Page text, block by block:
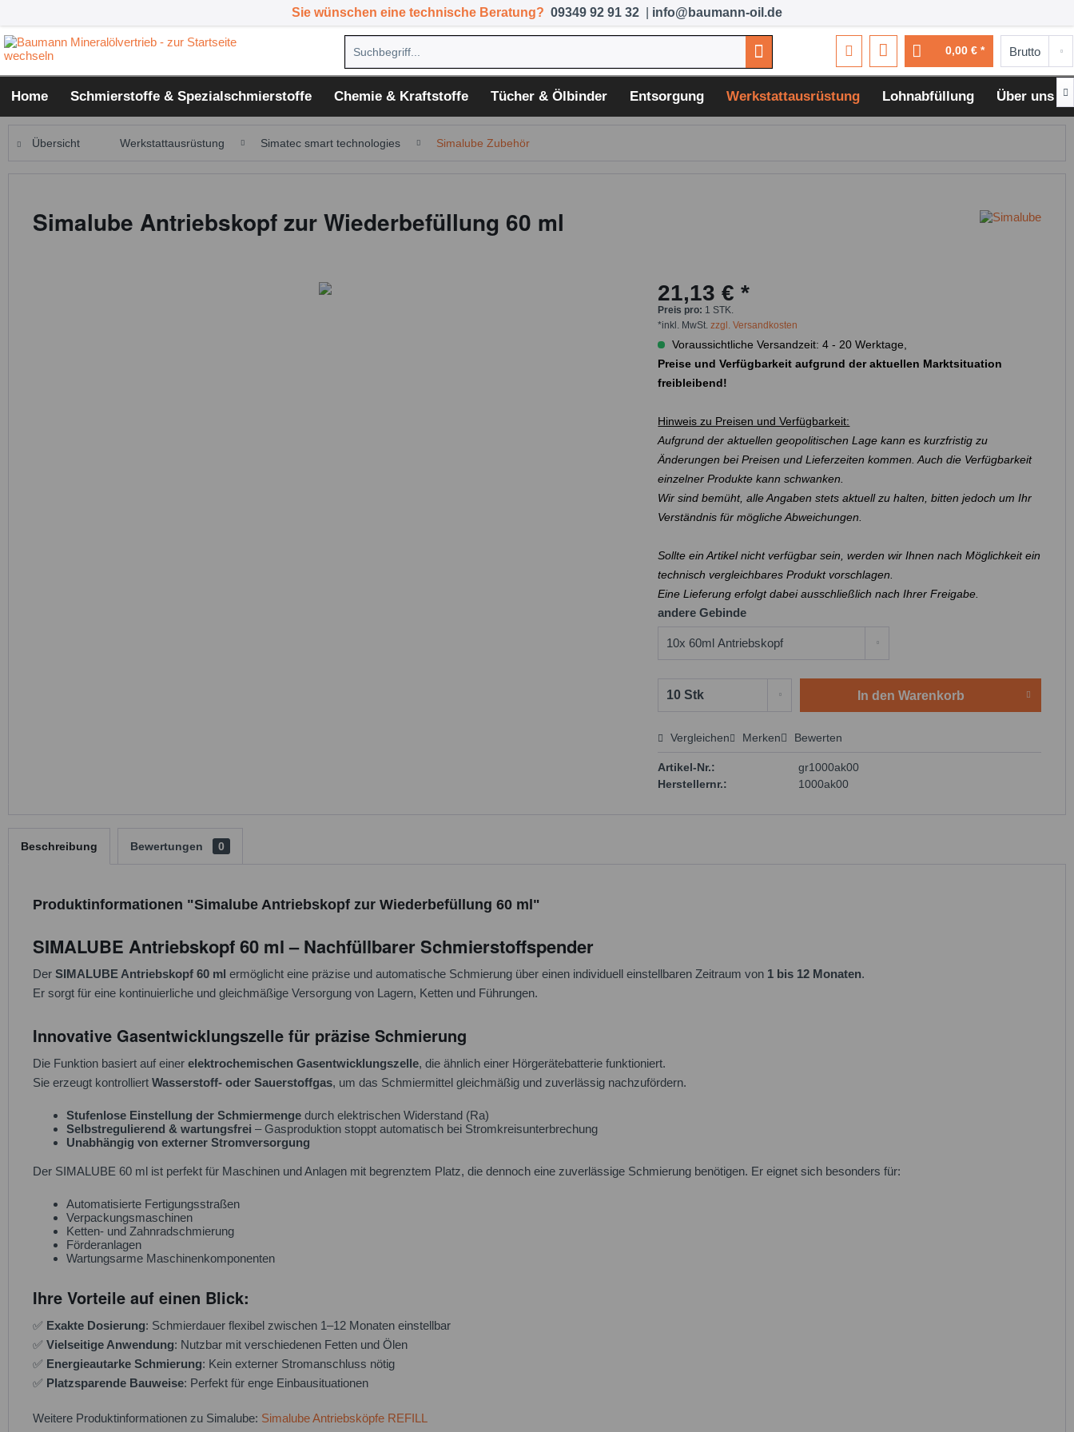
Sie wünschen eine technische Beratung? 09349 92 91 32 info@baumann-oil.de
0,00 € *
Home Schmierstoffe & Spezialschmierstoffe Chemie & Kraftstoffe Tücher & Ölbinder Entsorgung Werkstattausrüstung Lohnabfüllung Über uns 
Übersicht Werkstattausrüstung Simatec smart technologies Simalube Zubehör
Simalube Antriebskopf zur Wiederbefüllung 60 ml
21,13 € *
Preis pro: 1 STK.
*inkl. MwSt.zzgl. Versandkosten
Voraussichtliche Versandzeit: 4 - 20 Werktage,
Preise und Verfügbarkeit aufgrund der aktuellen Marktsituation
freibleibend!
Hinweis zu Preisen und Verfügbarkeit:
Aufgrund der aktuellen geopolitischen Lage kann es kurzfristig zu
Änderungen bei Preisen und Lieferzeiten kommen. Auch die Verfügbarkeit
einzelner Produkte kann schwanken.
Wir sind bemüht, alle Angaben stets aktuell zu halten, bitten jedoch um Ihr
Verständnis für mögliche Abweichungen.
Sollte ein Artikel nicht verfügbar sein, werden wir Ihnen nach Möglichkeit ein
technisch vergleichbares Produkt vorschlagen.
Eine Lieferung erfolgt dabei ausschließlich nach Ihrer Freigabe.
andere Gebinde
In den Warenkorb
Preis anfragen
Vergleichen Merken Bewerten
Artikel-Nr.:
gr1000ak00
Herstellernr.:
1000ak00
Beschreibung Bewertungen 0
Produktinformationen "Simalube Antriebskopf zur Wiederbefüllung 60 ml"
SIMALUBE Antriebskopf 60 ml – Nachfüllbarer Schmierstoffspender
Der SIMALUBE Antriebskopf 60 ml ermöglicht eine präzise und automatische Schmierung über einen individuell einstellbaren Zeitraum von 1 bis 12 Monaten.
Er sorgt für eine kontinuierliche und gleichmäßige Versorgung von Lagern, Ketten und Führungen.
Innovative Gasentwicklungszelle für präzise Schmierung
Die Funktion basiert auf einer elektrochemischen Gasentwicklungszelle, die ähnlich einer Hörgerätebatterie funktioniert.
Sie erzeugt kontrolliert Wasserstoff- oder Sauerstoffgas, um das Schmiermittel gleichmäßig und zuverlässig nachzufördern.
Stufenlose Einstellung der Schmiermenge durch elektrischen Widerstand (Ra)
Selbstregulierend & wartungsfrei – Gasproduktion stoppt automatisch bei Stromkreisunterbrechung
Unabhängig von externer Stromversorgung
Der SIMALUBE 60 ml ist perfekt für Maschinen und Anlagen mit begrenztem Platz, die dennoch eine zuverlässige Schmierung benötigen. Er eignet sich besonders für:
Automatisierte Fertigungsstraßen
Verpackungsmaschinen
Ketten- und Zahnradschmierung
Förderanlagen
Wartungsarme Maschinenkomponenten
Ihre Vorteile auf einen Blick:
✅ Exakte Dosierung: Schmierdauer flexibel zwischen 1–12 Monaten einstellbar
✅ Vielseitige Anwendung: Nutzbar mit verschiedenen Fetten und Ölen
✅ Energieautarke Schmierung: Kein externer Stromanschluss nötig
✅ Platzsparende Bauweise: Perfekt für enge Einbausituationen
Weitere Produktinformationen zu Simalube: Simalube Antriebsköpfe REFILL